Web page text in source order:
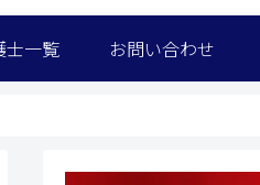
士一覧 お問い合わせ